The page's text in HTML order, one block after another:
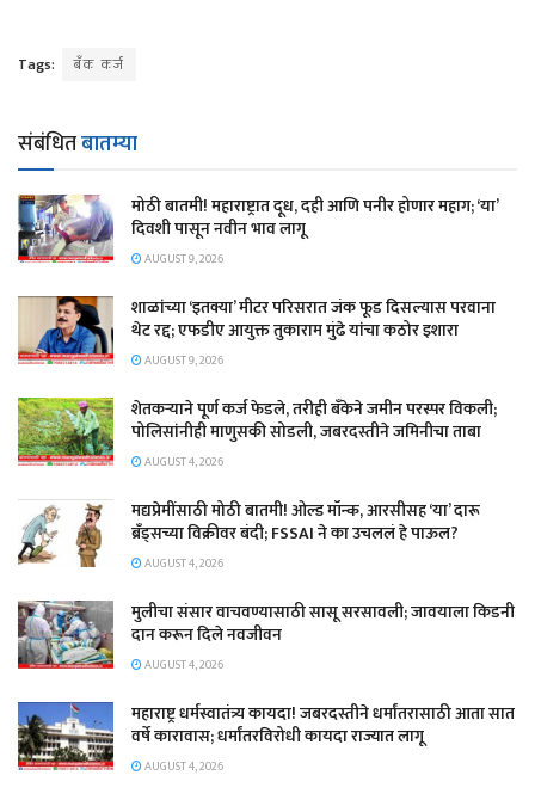
Tags: बँक कर्ज
संबंधितबातम्या
मोठी बातमी! महाराष्ट्रात दूध, दही आणि पनीर होणार महाग; ‘या’
दिवशी पासून नवीन भाव लागू
AUGUST 9, 2026
शाळांच्या ‘इतक्या’ मीटर परिसरात जंक फूड दिसल्यास परवाना
थेट रद्द; एफडीए आयुक्त तुकाराम मुंढे यांचा कठोर इशारा
AUGUST 9, 2026
शेतकऱ्याने पूर्ण कर्ज फेडले, तरीही बँकेने जमीन परस्पर विकली;
पोलिसांनीही माणुसकी सोडली, जबरदस्तीने जमिनीचा ताबा
AUGUST 4, 2026
मद्यप्रेमींसाठी मोठी बातमी! ओल्ड मॉन्क, आरसीसह ‘या’ दारू
ब्रँड्सच्या विक्रीवर बंदी; FSSAI ने का उचललं हे पाऊल?
AUGUST 4, 2026
मुलीचा संसार वाचवण्यासाठी सासू सरसावली; जावयाला किडनी
दान करून दिले नवजीवन
AUGUST 4, 2026
महाराष्ट्र धर्मस्वातंत्र्य कायदा! जबरदस्तीने धर्मांतरासाठी आता सात
वर्षे कारावास; धर्मांतरविरोधी कायदा राज्यात लागू
AUGUST 4, 2026